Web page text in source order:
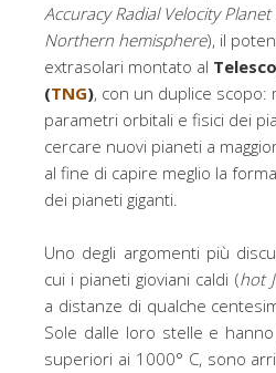
Accuracy Radial Velocity
Northern hemisphere), il
extrasolari montato al
(TNG), con un duplice scopo:
parametri orbitali e fisici dei
cercare nuovi pianeti a
al fine di capire meglio la
dei pianeti giganti.
Uno degli argomenti più
cui i pianeti gioviani caldi (hot
a distanze di qualche
Sole dalle loro stelle e
superiori ai 1000° C, sono